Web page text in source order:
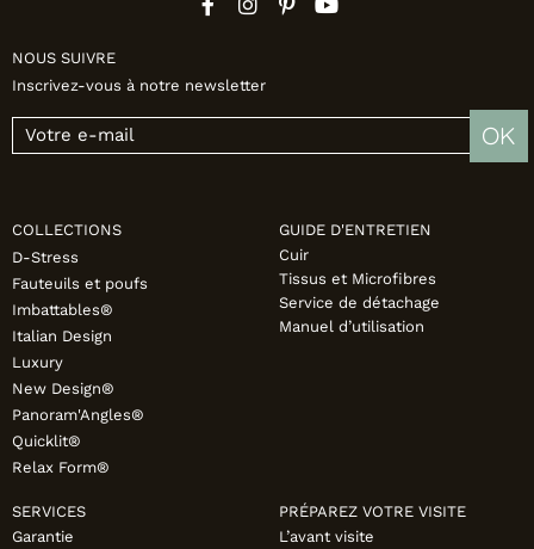
NOUS SUIVRE
Inscrivez-vous à notre newsletter
OK
COLLECTIONS
D-Stress
Fauteuils et poufs
Imbattables®
Italian Design
Luxury
New Design®
Panoram'Angles®
Quicklit®
Relax Form®
GUIDE D'ENTRETIEN
Cuir
Tissus et Microfibres
Service de détachage
Manuel d’utilisation
SERVICES
Garantie
PRÉPAREZ VOTRE VISITE
L’avant visite